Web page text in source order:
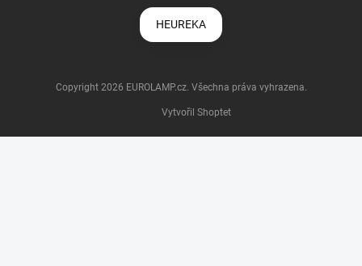
HEUREKA
Vytvořil Shoptet
Copyright 2026 EUROLAMP.cz. Všechna práva vyhrazena.